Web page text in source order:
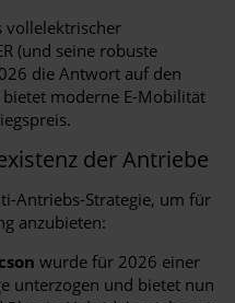
vollelektrischer
(und seine robuste
die Antwort auf den
moderne E-Mobilität
der Antriebe
Antriebs-Strategie, um für
anzubieten:
wurde für 2026 einer
unterzogen und bietet nun